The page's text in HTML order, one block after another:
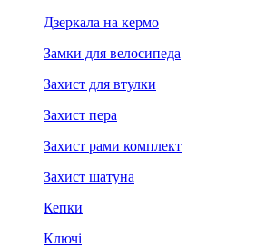
Дзеркала на кермо
Замки для велосипеда
Захист для втулки
Захист пера
Захист рами комплект
Захист шатуна
Кепки
Ключі